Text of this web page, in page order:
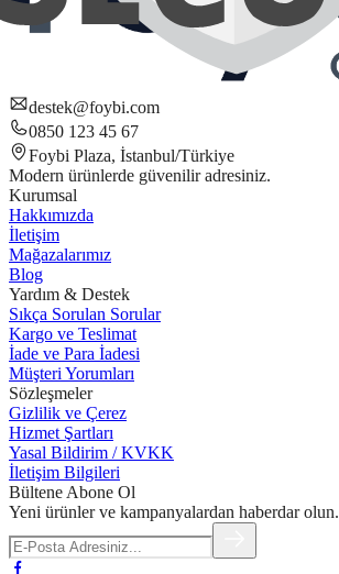
destek@foybi.com
0850 123 45 67
Foybi Plaza, İstanbul/Türkiye
Modern ürünlerde güvenilir adresiniz.
Kurumsal
Hakkımızda
İletişim
Mağazalarımız
Blog
Yardım & Destek
Sıkça Sorulan Sorular
Kargo ve Teslimat
İade ve Para İadesi
Müşteri Yorumları
Sözleşmeler
Gizlilik ve Çerez
Hizmet Şartları
Yasal Bildirim / KVKK
İletişim Bilgileri
Bültene Abone Ol
Yeni ürünler ve kampanyalardan haberdar olun.